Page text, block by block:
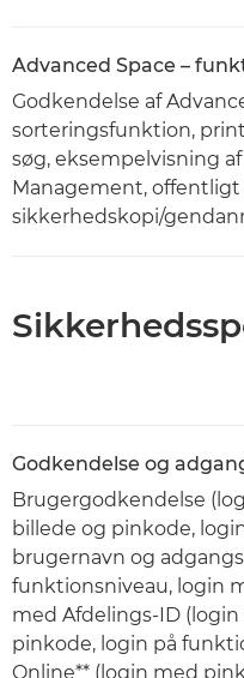
Advanced Space –
Godkendelse af
sorteringsfunktion,
søg, eksempelvisning
Management,
sikkerhedskopi/
Godkendelse og
Brugergodkendelse
billede og pinkode,
brugernavn og
funktionsniveau, login
med Afdelings-ID
pinkode, login på
Online** (login med